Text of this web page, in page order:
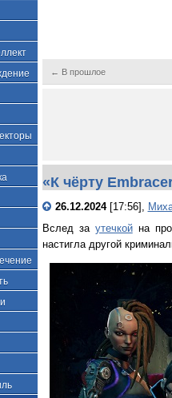
← В прошлое
«К чёрту
26.12.2024[17:56],
Вслед за утечкойна
настигла другой